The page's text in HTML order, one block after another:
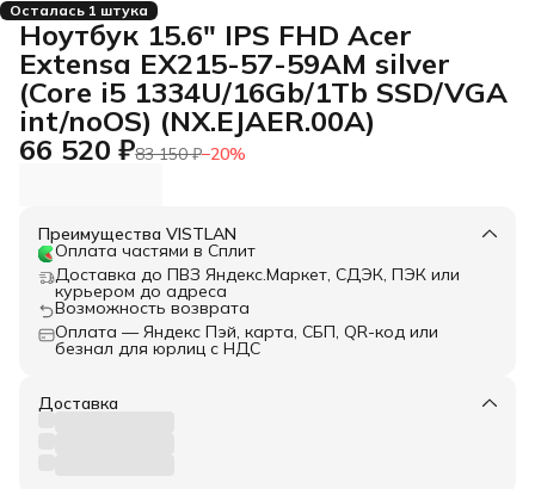
Осталась 1 штука
Ноутбук 15.6" IPS FHD Acer
Extensa EX215-57-59AM silver
(Core i5 1334U/16Gb/1Tb SSD/VGA
int/noOS) (NX.EJAER.00A)
66 520 ₽83 150 ₽−20%
Преимущества VISTLAN
Оплата частями в Сплит
Доставка до ПВЗ Яндекс.Маркет, СДЭК, ПЭК или
курьером до адреса
Возможность возврата
Оплата — Яндекс Пэй, карта, СБП, QR-код или
безнал для юрлиц с НДС
Доставка